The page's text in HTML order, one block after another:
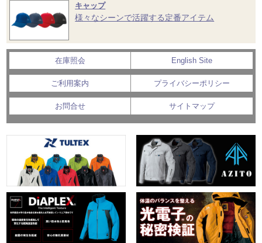
キャップ
様々なシーンで活躍する定番アイテム
在庫照会 English Site
ご利用案内 プライバシーポリシー
お問合せ サイトマップ